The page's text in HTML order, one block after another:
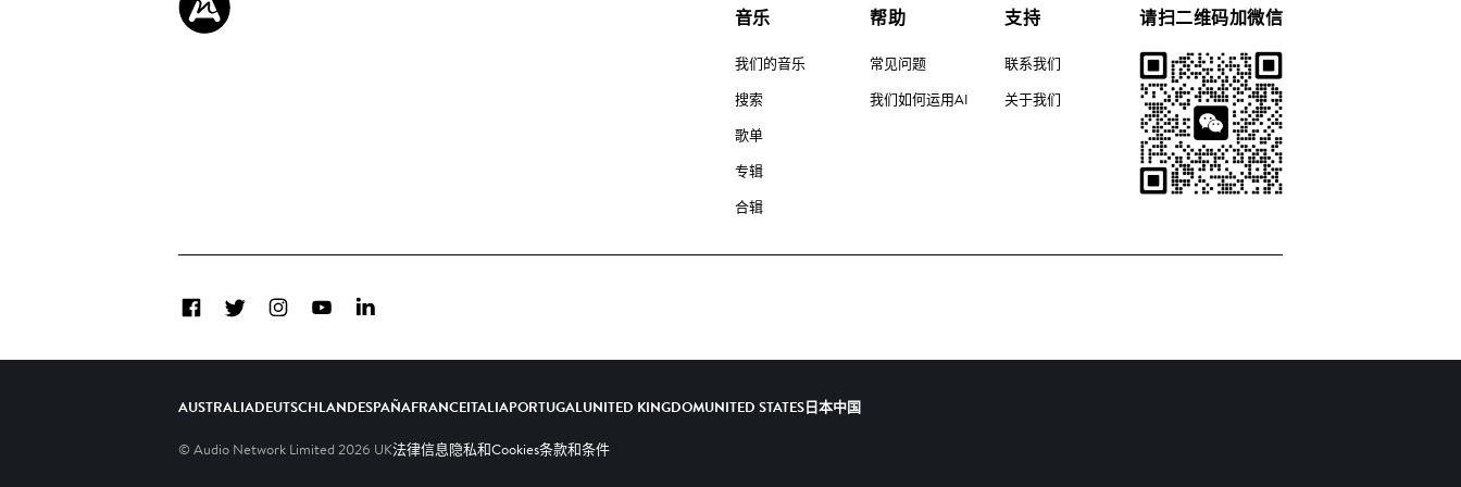
音乐
我们的音乐
搜索
歌单
专辑
合辑
帮助
常见问题
我们如何运用AI
支持
联系我们
关于我们
请扫二维码加微信
FacebookTwitterInstagramYouTubeLinkedIn
AUSTRALIADEUTSCHLANDESPAÑAFRANCEITALIAPORTUGALUNITED KINGDOMUNITED STATES日本中国
© Audio Network Limited 2026 UK法律信息隐私和Cookies条款和条件